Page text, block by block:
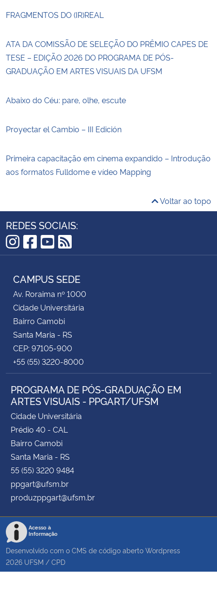
FRAGMENTOS DO (IR)REAL
ATA DA COMISSÃO DE SELEÇÃO DO PRÊMIO CAPES DE
TESE – EDIÇÃO 2026 DO PROGRAMA DE PÓS-
GRADUAÇÃO EM ARTES VISUAIS DA UFSM
Abaixo do Céu: pare, olhe, escute
Proyectar el Cambio – III Edición
Primeira capacitação em cinema expandido – Introdução
aos formatos Fulldome e vídeo Mapping
Voltar ao topo
REDES SOCIAIS:
Instagram
Facebook
YouTube
RSS
CAMPUS SEDE
Av. Roraima nº 1000
Cidade Universitária
Bairro Camobi
Santa Maria - RS
CEP: 97105-900
+55 (55) 3220-8000
PROGRAMA DE PÓS-GRADUAÇÃO EM
ARTES VISUAIS - PPGART/UFSM
Cidade Universitária
Prédio 40 - CAL
Bairro Camobi
Santa Maria - RS
55 (55) 3220 9484
ppgart@ufsm.br
produzppgart@ufsm.br
Acesso à
Informação
Desenvolvido com o CMS de código aberto Wordpress
2026 UFSM / CPD